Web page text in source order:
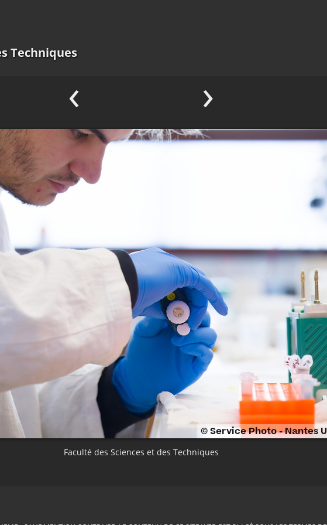
Techniques
‹ ›
Faculté des Sciences et des Techniques